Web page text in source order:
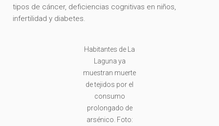
tipos de cáncer, deficiencias cognitivas en niños,
infertilidad y diabetes.
Habitantes de La
Laguna ya
muestran muerte
de tejidos por el
consumo
prolongado de
arsénico. Foto: